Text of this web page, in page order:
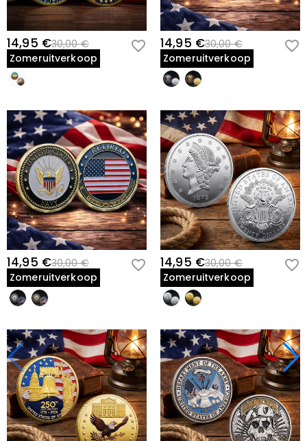
14,95 €30,00 €
Zomeruitverkoop
14,95 €30,00 €
Zomeruitverkoop
14,95 €30,00 €
Zomeruitverkoop
14,95 €30,00 €
Zomeruitverkoop